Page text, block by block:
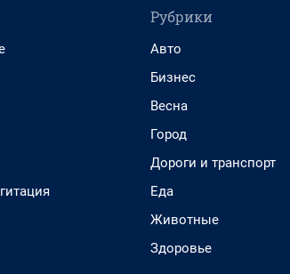
Рубрики
Авто
Бизнес
Весна
Город
Дороги и транспорт
Еда
Животные
Здоровье